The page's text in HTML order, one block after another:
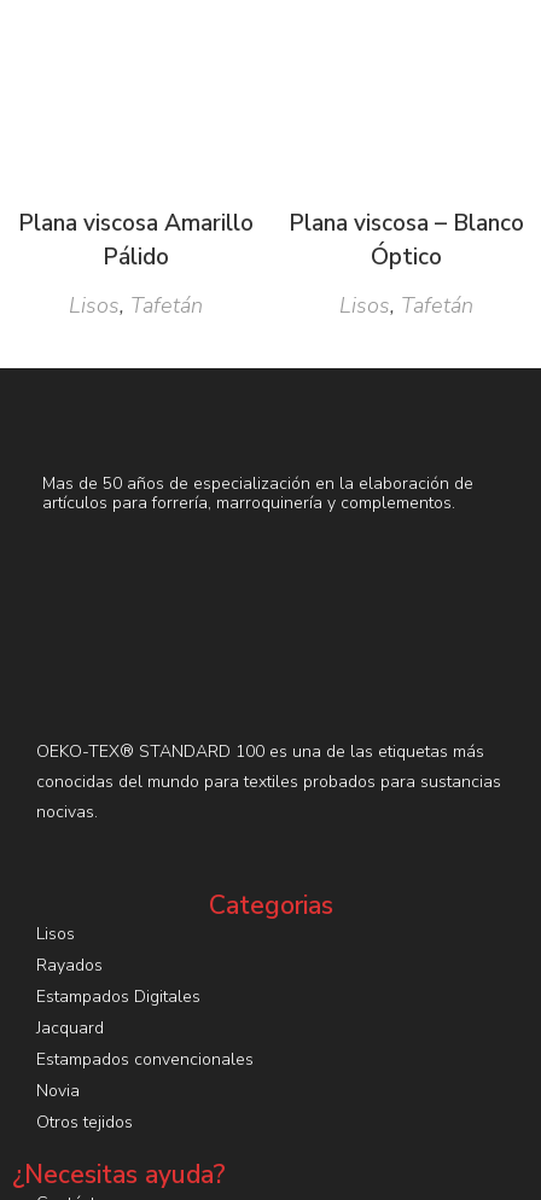
Plana viscosa Amarillo
Pálido
Lisos, Tafetán
Plana viscosa – Blanco
Óptico
Lisos, Tafetán
Mas de 50 años de especialización en la elaboración de
artículos para forrería, marroquinería y complementos.
OEKO-TEX® STANDARD 100 es una de las etiquetas más
conocidas del mundo para textiles probados para sustancias
nocivas.
Categorias
Lisos
Rayados
Estampados Digitales
Jacquard
Estampados convencionales
Novia
Otros tejidos
¿Necesitas ayuda?